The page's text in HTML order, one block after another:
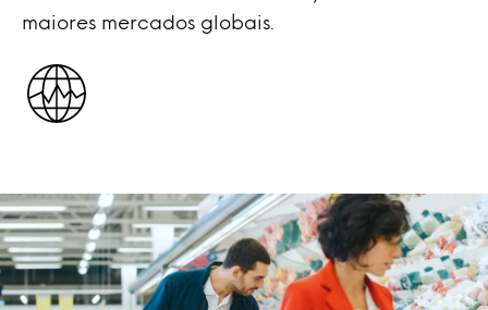
maiores mercados globais.